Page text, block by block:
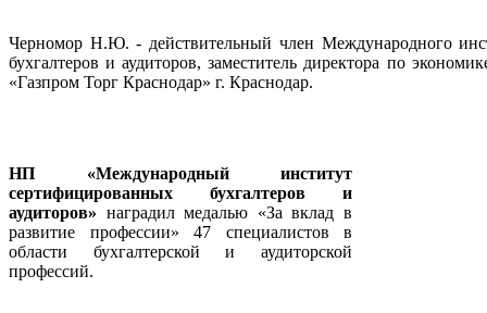
Черномор Н.Ю. - действительный член Международного
бухгалтеров и аудиторов, заместитель директора по
«Газпром Торг Краснодар» г. Краснодар.
НП «Международный институт
сертифицированных бухгалтеров и
аудиторов» наградил медалью «За вклад в
развитие профессии» 47 специалистов в
области бухгалтерской и аудиторской
профессий.